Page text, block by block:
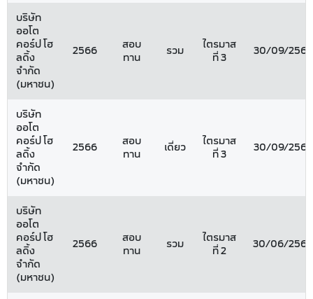
บริษัท
ออโต
คอร์ป โฮ
ลดิ้ง
จำกัด
(มหาชน)
2566
สอบ
ทาน
รวม
ไตรมาส
ที่ 3
30/09/2566
บริษัท
ออโต
คอร์ป โฮ
ลดิ้ง
จำกัด
(มหาชน)
2566
สอบ
ทาน
เดี่ยว
ไตรมาส
ที่ 3
30/09/2566
บริษัท
ออโต
คอร์ป โฮ
ลดิ้ง
จำกัด
(มหาชน)
2566
สอบ
ทาน
รวม
ไตรมาส
ที่ 2
30/06/2566